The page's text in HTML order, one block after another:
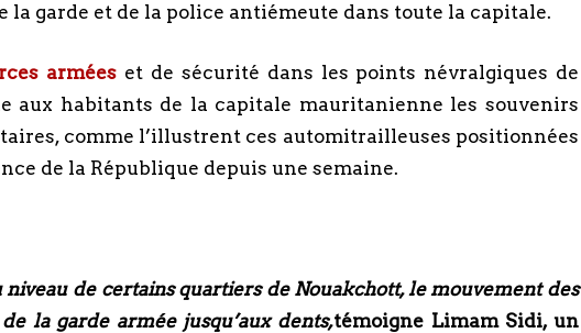
la garde et de la police antiémeute dans toute la capitale.
armées et de sécurité dans les points névralgiques de
aux habitants de la capitale mauritanienne les souvenirs
comme l’illustrent ces automitrailleuses positionnées
de la République depuis une semaine.
niveau de certains quartiers de Nouakchott, le mouvement des
la garde armée jusqu’aux dents,témoigne Limam Sidi, un